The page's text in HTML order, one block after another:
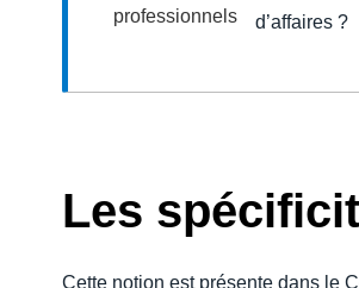
d’affaires ?
Les
Cette notion est présente dans le